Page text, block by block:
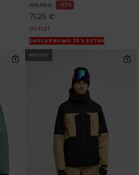
190,00 € 63%
71,25 €
OUTLET
DUPLA PROMO 25% EXTRA
NOVO!